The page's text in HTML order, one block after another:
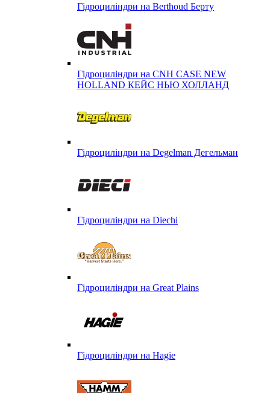
Гідроциліндри на Berthoud Берту
Гідроциліндри на CNH CASE NEW
HOLLAND КЕЙС НЬЮ ХОЛЛАНД
Гідроциліндри на Degelman Дегельман
Гідроциліндри на Diechi
Гідроциліндри на Great Plains
Гідроциліндри на Hagie